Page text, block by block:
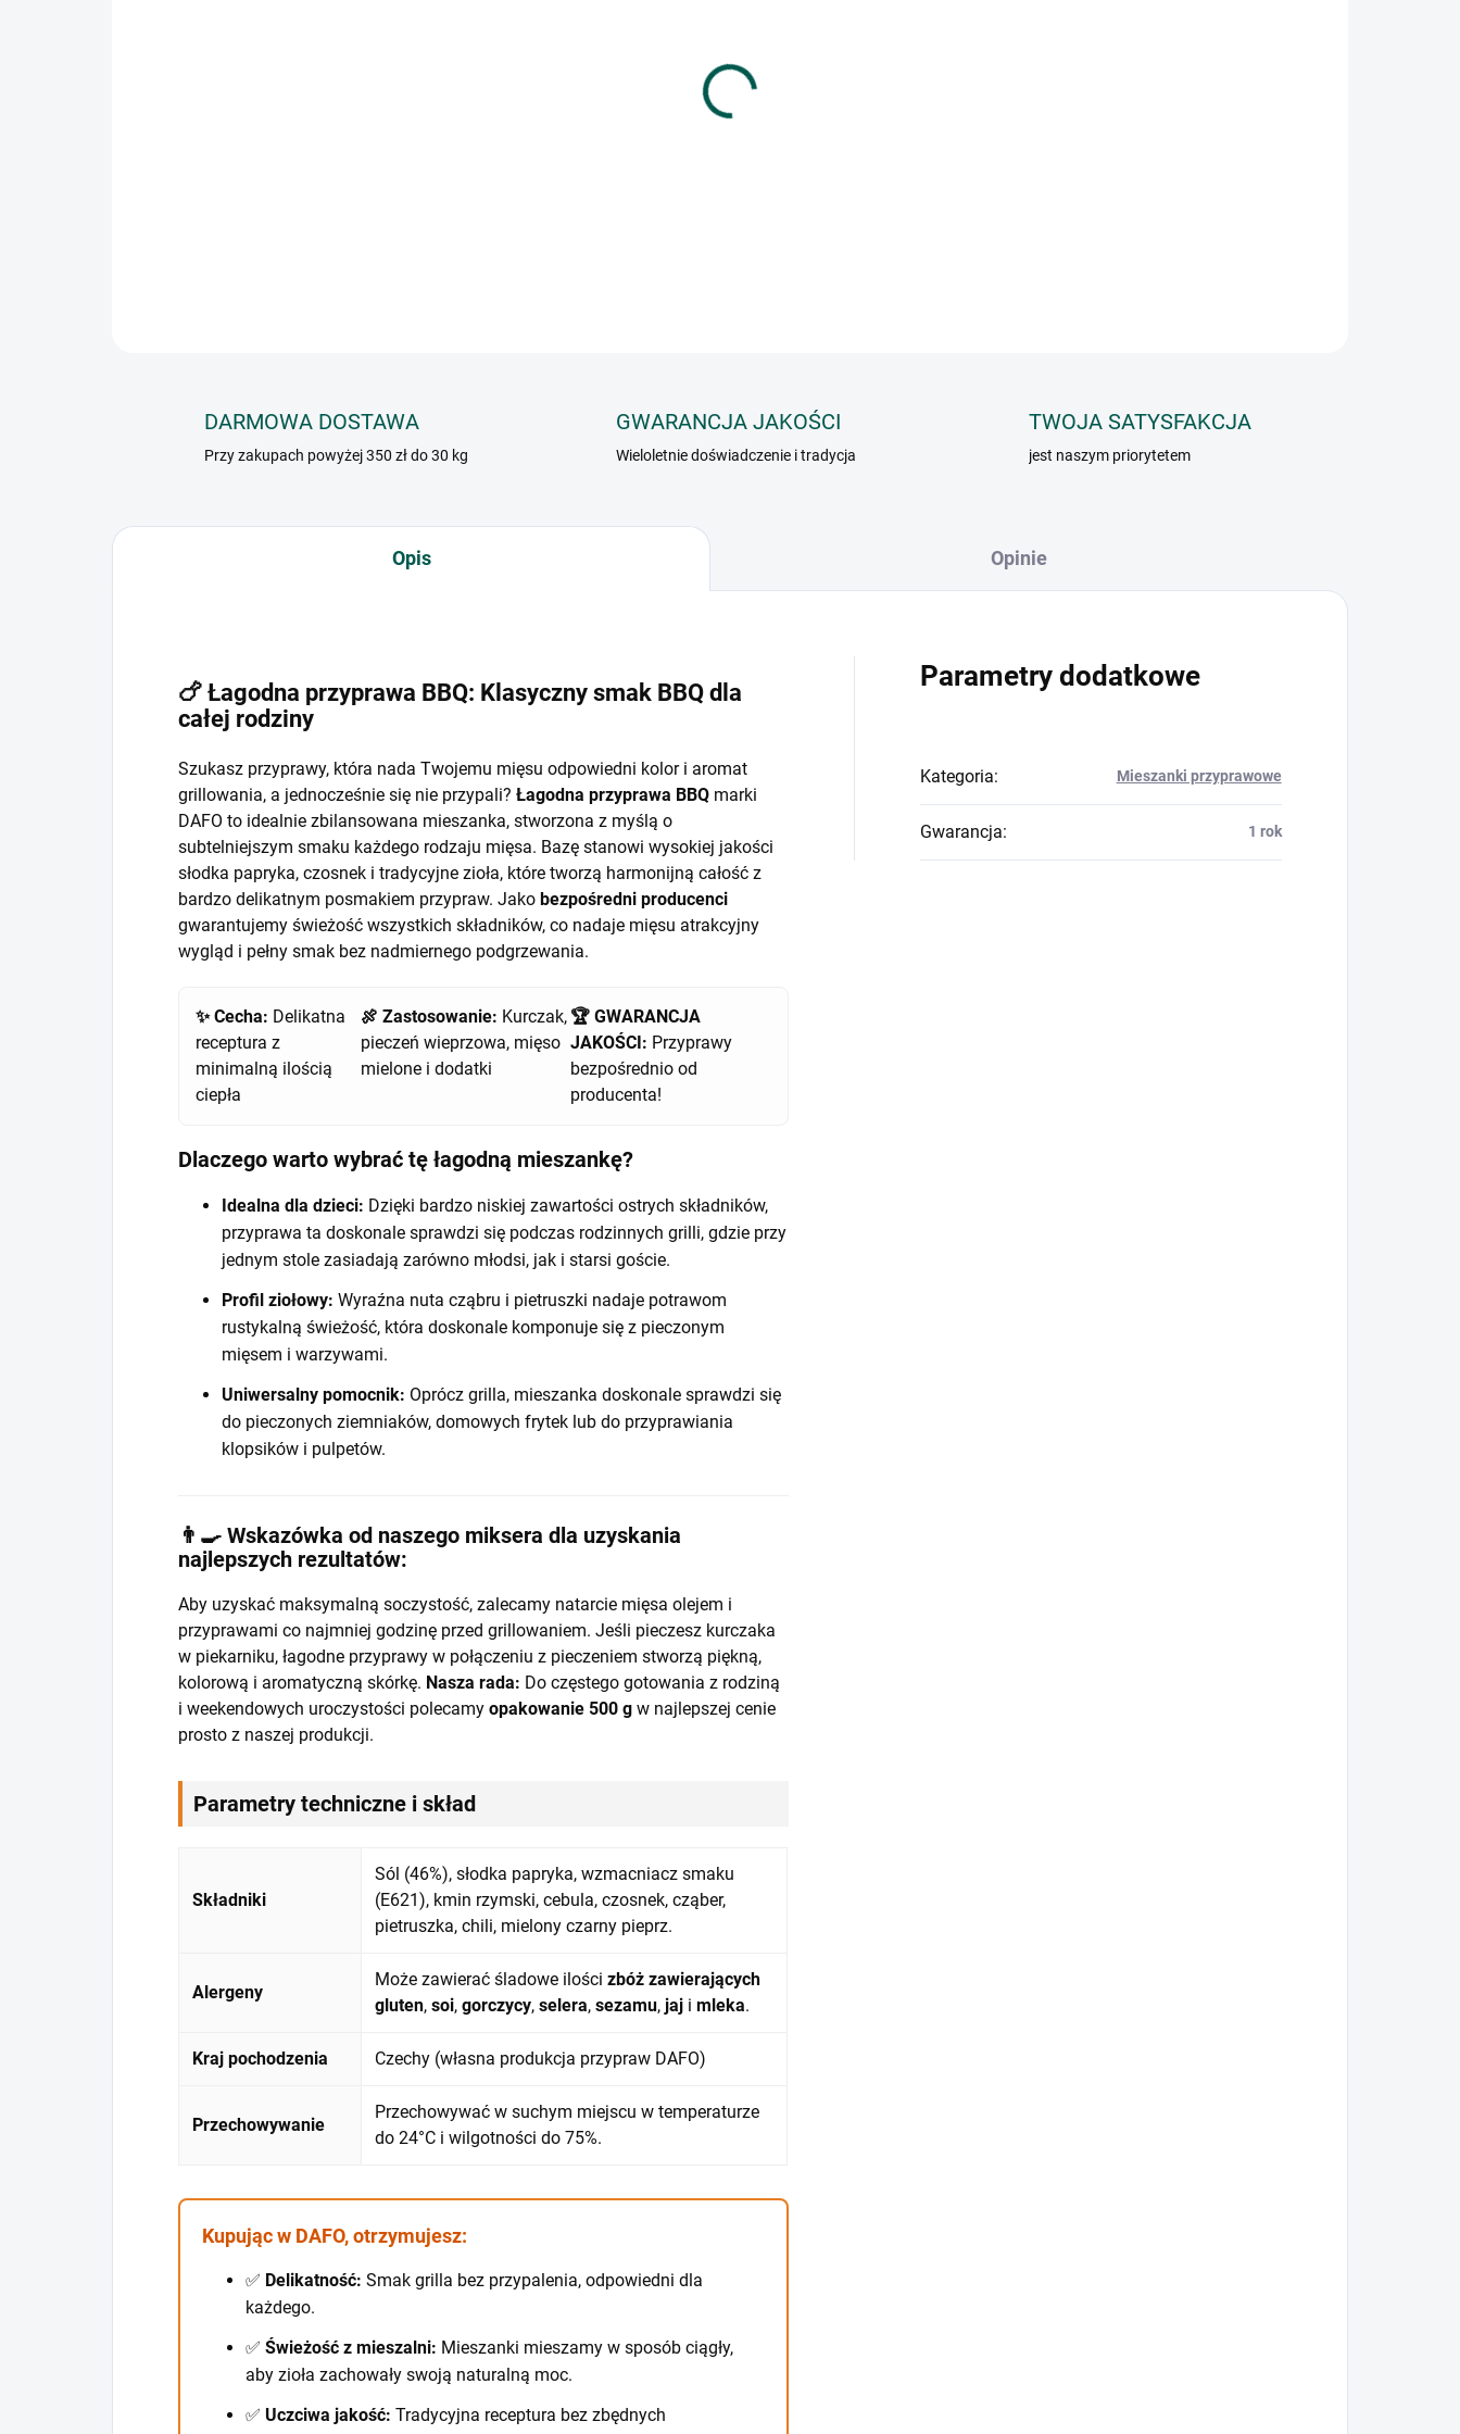
DARMOWA DOSTAWA
Przy zakupach powyżej 350 zł do 30 kg
GWARANCJA JAKOŚCI
Wieloletnie doświadczenie i tradycja
TWOJA SATYSFAKCJA
jest naszym priorytetem
Opis Opinie
🍗 Łagodna przyprawa BBQ: Klasyczny smak BBQ dla
całej rodziny
Szukasz przyprawy, która nada Twojemu mięsu odpowiedni kolor i aromat
grillowania, a jednocześnie się nie przypali? Łagodna przyprawa BBQ marki
DAFO to idealnie zbilansowana mieszanka, stworzona z myślą o
subtelniejszym smaku każdego rodzaju mięsa. Bazę stanowi wysokiej jakości
słodka papryka, czosnek i tradycyjne zioła, które tworzą harmonijną całość z
bardzo delikatnym posmakiem przypraw. Jako bezpośredni producenci
gwarantujemy świeżość wszystkich składników, co nadaje mięsu atrakcyjny
wygląd i pełny smak bez nadmiernego podgrzewania.
✨ Cecha: Delikatna
receptura z
minimalną ilością
ciepła
🍖 Zastosowanie: Kurczak,
pieczeń wieprzowa, mięso
mielone i dodatki
🏆 GWARANCJA
JAKOŚCI: Przyprawy
bezpośrednio od
producenta!
Dlaczego warto wybrać tę łagodną mieszankę?
Idealna dla dzieci: Dzięki bardzo niskiej zawartości ostrych składników,
przyprawa ta doskonale sprawdzi się podczas rodzinnych grilli, gdzie przy
jednym stole zasiadają zarówno młodsi, jak i starsi goście.
Profil ziołowy: Wyraźna nuta cząbru i pietruszki nadaje potrawom
rustykalną świeżość, która doskonale komponuje się z pieczonym
mięsem i warzywami.
Uniwersalny pomocnik: Oprócz grilla, mieszanka doskonale sprawdzi się
do pieczonych ziemniaków, domowych frytek lub do przyprawiania
klopsików i pulpetów.
👨‍🍳 Wskazówka od naszego miksera dla uzyskania
najlepszych rezultatów:
Aby uzyskać maksymalną soczystość, zalecamy natarcie mięsa olejem i
przyprawami co najmniej godzinę przed grillowaniem. Jeśli pieczesz kurczaka
w piekarniku, łagodne przyprawy w połączeniu z pieczeniem stworzą piękną,
kolorową i aromatyczną skórkę. Nasza rada: Do częstego gotowania z rodziną
i weekendowych uroczystości polecamy opakowanie 500 g w najlepszej cenie
prosto z naszej produkcji.
Parametry techniczne i skład
Składniki
Sól (46%), słodka papryka, wzmacniacz smaku
(E621), kmin rzymski, cebula, czosnek, cząber,
pietruszka, chili, mielony czarny pieprz.
Alergeny
Może zawierać śladowe ilości zbóż zawierających
gluten, soi, gorczycy, selera, sezamu, jaj i mleka.
Kraj pochodzenia Czechy (własna produkcja przypraw DAFO)
Przechowywanie
Przechowywać w suchym miejscu w temperaturze
do 24°C i wilgotności do 75%.
Kupując w DAFO, otrzymujesz:
✅ Delikatność: Smak grilla bez przypalenia, odpowiedni dla
każdego.
✅ Świeżość z mieszalni: Mieszanki mieszamy w sposób ciągły,
aby zioła zachowały swoją naturalną moc.
✅ Uczciwa jakość: Tradycyjna receptura bez zbędnych
Parametry dodatkowe
Kategoria: Mieszanki przyprawowe
Gwarancja: 1 rok